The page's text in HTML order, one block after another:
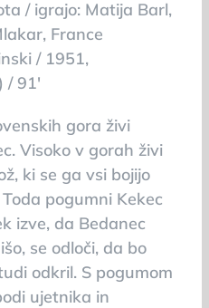
/ igrajo: Matija Barl,
France
/ 1951,
/ 91′
gora živi
Visoko v gorah živi
ki se ga vsi bojijo
pogumni Kekec
izve, da Bedanec
se odloči, da bo
odkril. S pogumom
ujetnika in